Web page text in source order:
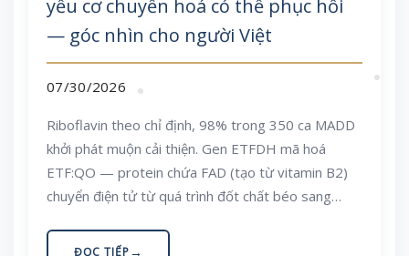
yếu cơ chuyển hoá có thể phục hồi
— góc nhìn cho người Việt
07/30/2026
Riboflavin theo chỉ định, 98% trong 350 ca MADD
khởi phát muộn cải thiện. Gen ETFDH mã hoá
ETF:QO — protein chứa FAD (tạo từ vitamin B2)
chuyển điện tử từ quá trình đốt chất béo sang
c.250G>A đặc trưng Đông Á, dấu hiệu cần đi khám
ĐỌC TIẾP